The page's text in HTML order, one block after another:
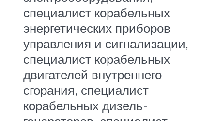
специалист корабельных
энергетических приборов
управления и сигнализации,
специалист корабельных
двигателей внутреннего
сгорания, специалист
корабельных дизель-